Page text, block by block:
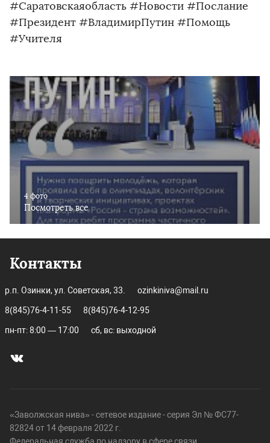
#Саратовскаяобласть #Новости #Послание
#Президент #ВладимирПутин #Помощь
#Учителя
4 фото
Посмотреть все
Контакты
р.п. Озинки, ул. Советская, 33. ozinkiniva@mail.ru
8(845)76-4-11-55 8(845)76-4-12-95
пн-пт: 8:00 — 17:00 сб, вс: выходной
«Заволжская нива» - сетевое издание - серия Эл № ФС77-
82824 от 14 февраля 2022 г.